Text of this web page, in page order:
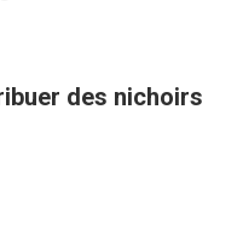
des nichoirs